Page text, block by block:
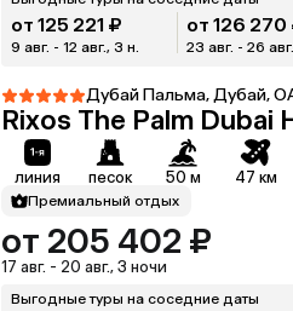
от 125 221 ₽
9 авг. - 12 авг., 3 н.
от 126 270
23 авг. - 26
Дубай Пальма, Дубай,
Rixos The Palm Dubai
линия песок 50 м 47 км
Премиальный отдых
от 205 402 ₽
17 авг. - 20 авг., 3 ночи
Выгодные туры на соседние даты